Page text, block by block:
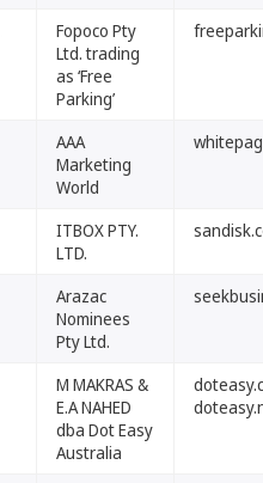
Fopoco Pty
Ltd. trading
as ‘Free
Parking’
AAA
Marketing
World
ITBOX PTY.
LTD.
Arazac
Nominees
Pty Ltd.
M MAKRAS &
E.A NAHED
dba Dot Easy
Australia